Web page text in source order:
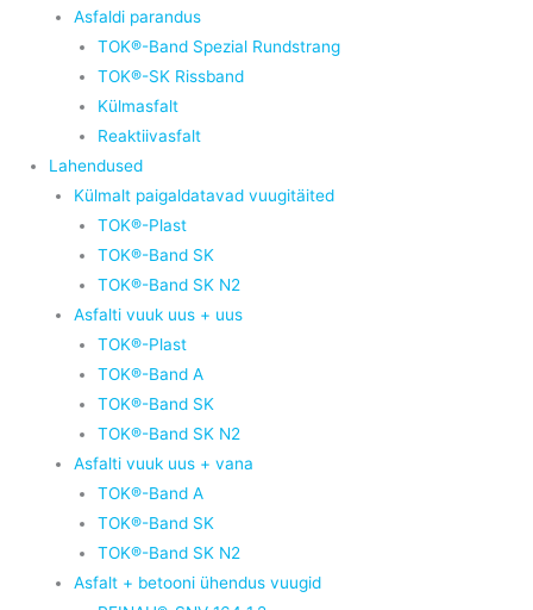
Asfaldi parandus
TOK®-Band Spezial Rundstrang
TOK®-SK Rissband
Külmasfalt
Reaktiivasfalt
Lahendused
Külmalt paigaldatavad vuugitäited
TOK®-Plast
TOK®-Band SK
TOK®-Band SK N2
Asfalti vuuk uus + uus
TOK®-Plast
TOK®-Band A
TOK®-Band SK
TOK®-Band SK N2
Asfalti vuuk uus + vana
TOK®-Band A
TOK®-Band SK
TOK®-Band SK N2
Asfalt + betooni ühendus vuugid